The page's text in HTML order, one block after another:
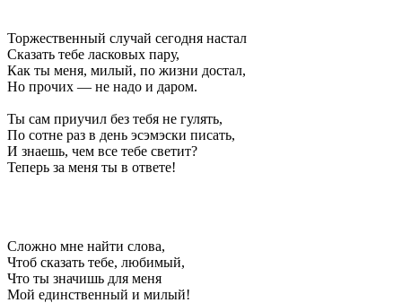
Торжественный случай сегодня настал
Сказать тебе ласковых пару,
Как ты меня, милый, по жизни достал,
Но прочих — не надо и даром.
Ты сам приучил без тебя не гулять,
По сотне раз в день эсэмэски писать,
И знаешь, чем все тебе светит?
Теперь за меня ты в ответе!
Сложно мне найти слова,
Чтоб сказать тебе, любимый,
Что ты значишь для меня
Мой единственный и милый!